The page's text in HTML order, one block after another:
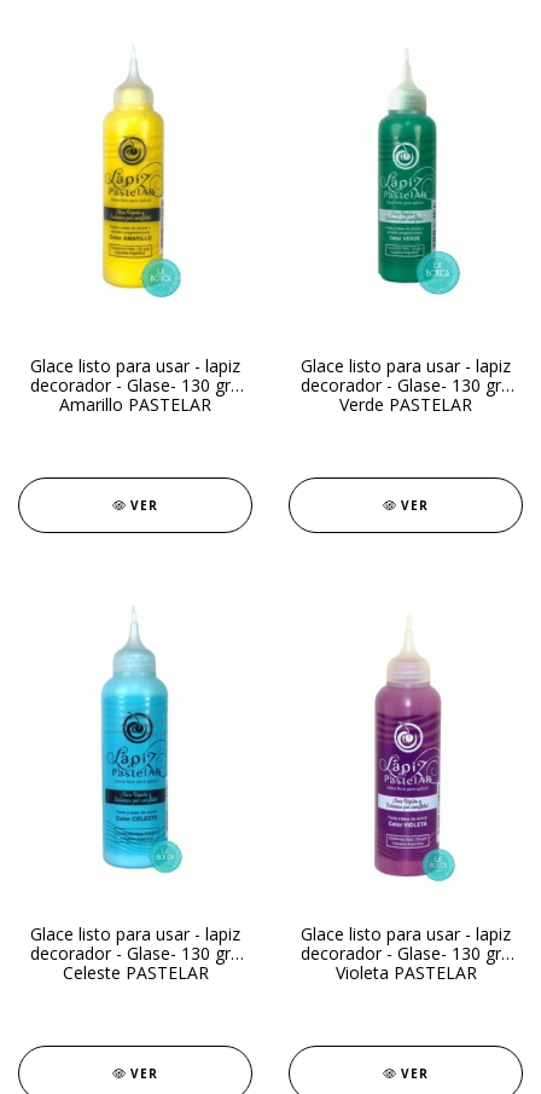
Glace listo para usar - lapiz
decorador - Glase- 130 gr -
Amarillo PASTELAR
VER
Glace listo para usar - lapiz
decorador - Glase- 130 gr -
Verde PASTELAR
VER
Glace listo para usar - lapiz
decorador - Glase- 130 gr -
Celeste PASTELAR
VER
Glace listo para usar - lapiz
decorador - Glase- 130 gr -
Violeta PASTELAR
VER